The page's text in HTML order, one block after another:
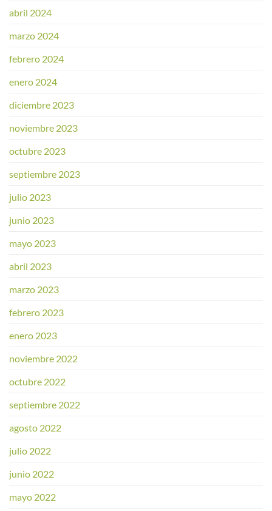
abril 2024
marzo 2024
febrero 2024
enero 2024
diciembre 2023
noviembre 2023
octubre 2023
septiembre 2023
julio 2023
junio 2023
mayo 2023
abril 2023
marzo 2023
febrero 2023
enero 2023
noviembre 2022
octubre 2022
septiembre 2022
agosto 2022
julio 2022
junio 2022
mayo 2022